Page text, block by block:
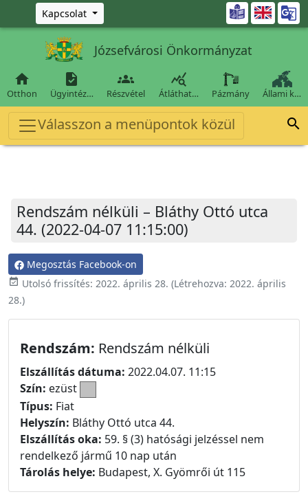
Ugrás a fő tartalomra
Kapcsolat 
Józsefvárosi Önkormányzat

Otthon

Ügyintéz…

Részvétel

Átláthat… Pázmány Állami k…
Válasszon a menüpontok közül 
Rendszám nélküli – Bláthy Ottó utca
44. (2022-04-07 11:15:00)
Megosztás Facebook-on
event_available Utolsó frissítés: 2022. április 28. (Létrehozva: 2022. április
28.)
Rendszám: Rendszám nélküli
Elszállítás dátuma: 2022.04.07. 11:15
Szín: ezüst
Típus: Fiat
Helyszín: Bláthy Ottó utca 44.
Elszállítás oka: 59. § (3) hatósági jelzéssel nem
rendelkező jármű 10 nap után
Tárolás helye: Budapest, X. Gyömrői út 115